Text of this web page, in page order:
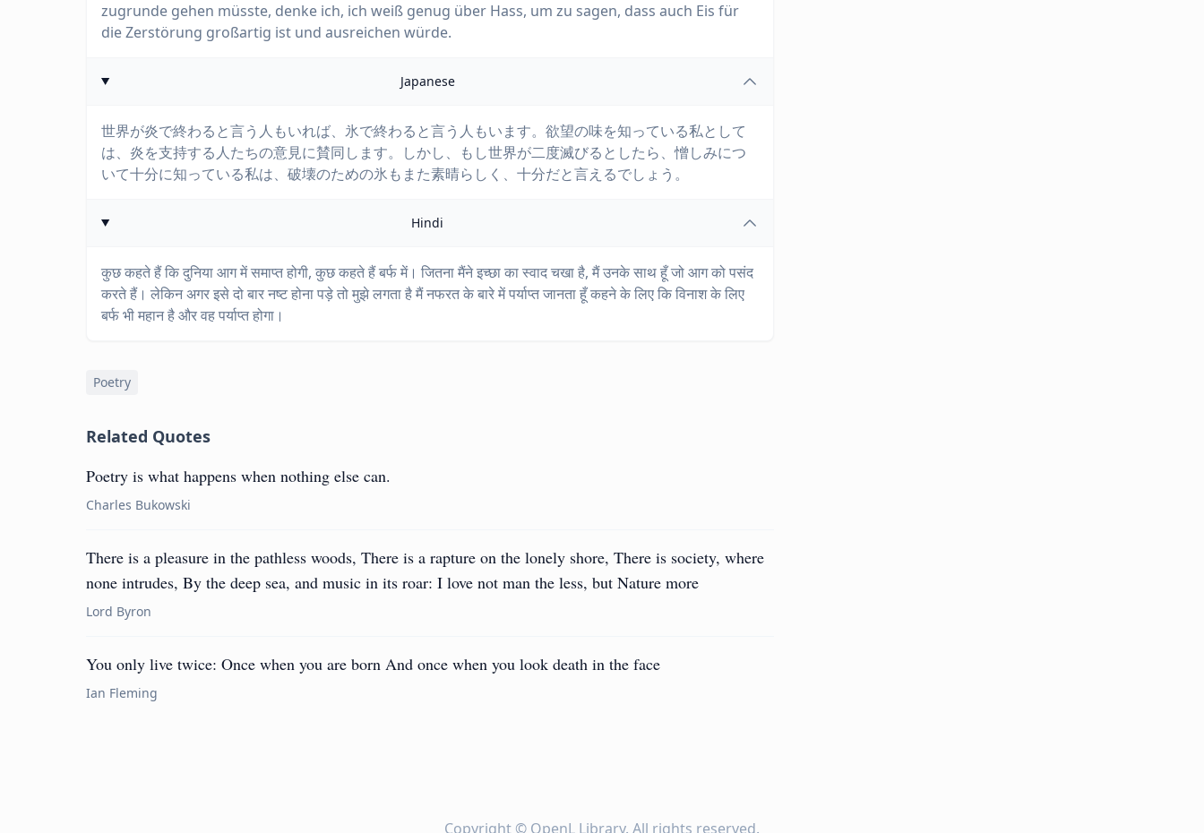
zugrunde gehen müsste, denke ich, ich weiß genug über Hass, um zu sagen, dass auch Eis für
die Zerstörung großartig ist und ausreichen würde.
Japanese
世界が炎で終わると言う人もいれば、氷で終わると言う人もいます。欲望の味を知っている私として
は、炎を支持する人たちの意見に賛同します。しかし、もし世界が二度滅びるとしたら、憎しみにつ
いて十分に知っている私は、破壊のための氷もまた素晴らしく、十分だと言えるでしょう。
Hindi
कुछ कहते हैं कि दुनिया आग में समाप्त होगी, कुछ कहते हैं बर्फ में। जितना मैंने इच्छा का स्वाद चखा है, मैं उनके साथ हूँ जो आग को पसंद
करते हैं। लेकिन अगर इसे दो बार नष्ट होना पड़े तो मुझे लगता है मैं नफरत के बारे में पर्याप्त जानता हूँ कहने के लिए कि विनाश के लिए
बर्फ भी महान है और वह पर्याप्त होगा।
Poetry
Related Quotes
Poetry is what happens when nothing else can.
Charles Bukowski
There is a pleasure in the pathless woods, There is a rapture on the lonely shore, There is society, where
none intrudes, By the deep sea, and music in its roar: I love not man the less, but Nature more
Lord Byron
You only live twice: Once when you are born And once when you look death in the face
Ian Fleming
Copyright © OpenL Library. All rights reserved.